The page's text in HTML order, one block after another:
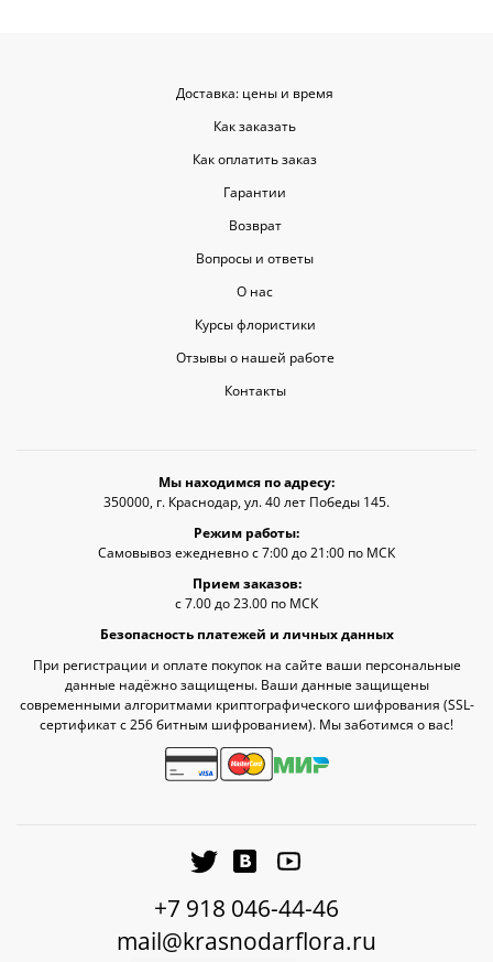
Доставка: цены и время
Как заказать
Как оплатить заказ
Гарантии
Возврат
Вопросы и ответы
О нас
Курсы флористики
Отзывы о нашей работе
Контакты
Мы находимся по адресу:
350000, г. Краснодар, ул. 40 лет Победы 145.
Режим работы:
Самовывоз ежедневно с 7:00 до 21:00 по МСК
Прием заказов:
с 7.00 до 23.00 по МСК
Безопасность платежей и личных данных
При регистрации и оплате покупок на сайте ваши персональные
данные надёжно защищены. Ваши данные защищены
современными алгоритмами криптографического шифрования (SSL-
сертификат c 256 битным шифрованием). Мы заботимся о вас!
+7 918 046-44-46
mail@krasnodarflora.ru